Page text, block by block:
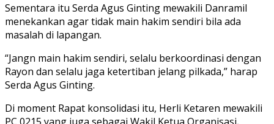
Sementara itu Serda Agus Ginting mewakili Danramil
menekankan agar tidak main hakim sendiri bila ada
masalah di lapangan.
“Jangn main hakim sendiri, selalu berkoordinasi dengan
Rayon dan selalu jaga ketertiban jelang pilkada,” harap
Serda Agus Ginting.
Di moment Rapat konsolidasi itu, Herli Ketaren mewakili